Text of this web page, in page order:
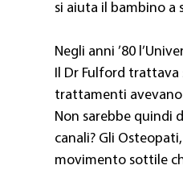
si aiuta il bambino a
Negli anni ’80
Il Dr Fulford trattava
trattamenti
Non sarebbe quindi
canali? Gli
movimento sottile